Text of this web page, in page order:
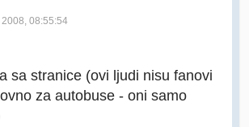
2008, 08:55:54
sa stranice (ovi ljudi nisu fanovi
za autobuse - oni samo